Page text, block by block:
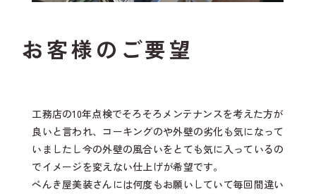
お客様のご要望
工務店の10年点検でそろそろメンテナンスを考えた方が
良いと言われ、コーキングのや外壁の劣化も気になって
いましたし今の外壁の風合いをとても気に入っているの
でイメージを変えない仕上げが希望です。
ぺんき屋美装さんには何度もお願いしていて毎回間違い